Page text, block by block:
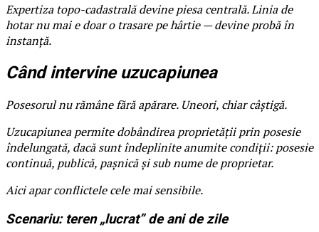
Expertiza topo-cadastrală devine piesa centrală. Linia de
hotar nu mai e doar o trasare pe hârtie — devine probă în
instanță.
Când intervine uzucapiunea
Posesorul nu rămâne fără apărare. Uneori, chiar câștigă.
Uzucapiunea permite dobândirea proprietății prin posesie
îndelungată, dacă sunt îndeplinite anumite condiții: posesie
continuă, publică, pașnică și sub nume de proprietar.
Aici apar conflictele cele mai sensibile.
Scenariu: teren „lucrat” de ani de zile